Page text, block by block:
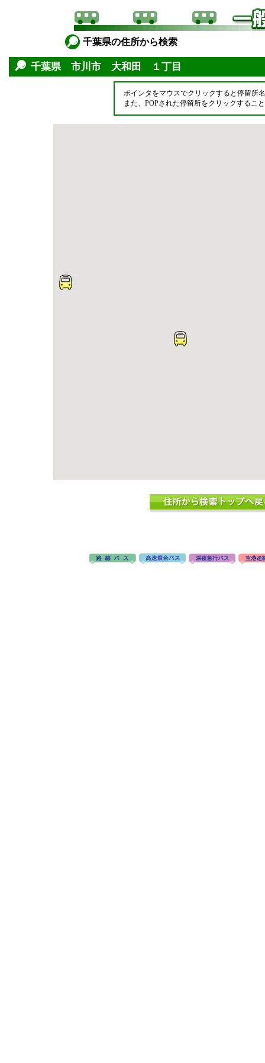
千葉県の住所から検索
千葉県 市川市 大和田 １丁目
ポインタをマウスでクリックすると停留所
また、POPされた停留所をクリックするこ